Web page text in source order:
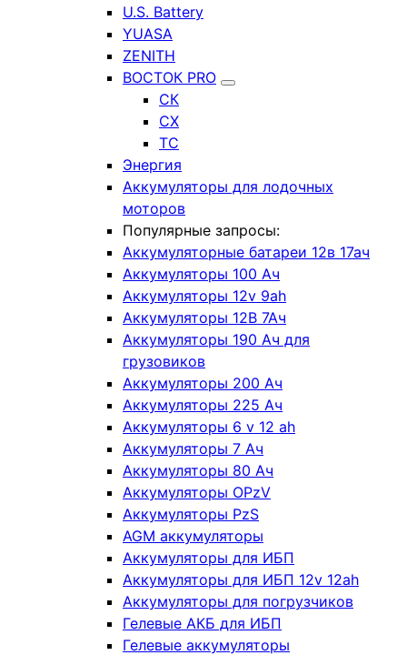
U.S. Battery
YUASA
ZENITH
ВОСТОК PRO
СК
СХ
ТС
Энергия
Аккумуляторы для лодочных
моторов
Популярные запросы:
Аккумуляторные батареи 12в 17ач
Аккумуляторы 100 Ач
Аккумуляторы 12v 9ah
Аккумуляторы 12В 7Ач
Аккумуляторы 190 Ач для
грузовиков
Аккумуляторы 200 Ач
Аккумуляторы 225 Ач
Аккумуляторы 6 v 12 ah
Аккумуляторы 7 Ач
Аккумуляторы 80 Ач
Аккумуляторы OPzV
Аккумуляторы PzS
AGM аккумуляторы
Аккумуляторы для ИБП
Аккумуляторы для ИБП 12v 12ah
Аккумуляторы для погрузчиков
Гелевые АКБ для ИБП
Гелевые аккумуляторы